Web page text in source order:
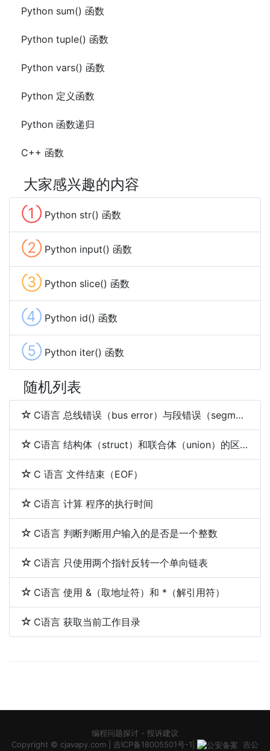
Python sum() 函数
Python tuple() 函数
Python vars() 函数
Python 定义函数
Python 函数递归
C++ 函数
大家感兴趣的内容
① Python str() 函数
② Python input() 函数
③ Python slice() 函数
④ Python id() 函数
⑤ Python iter() 函数
随机列表
C语言 总线错误（bus error）与段错误（segmentation fault）
C语言 结构体（struct）和联合体（union）的区别
C 语言 文件结束（EOF）
C语言 计算 程序的执行时间
C语言 判断判断用户输入的是否是一个整数
C语言 只使用两个指针反转一个单向链表
C语言 使用 &（取地址符）和 *（解引用符）
C语言 获取当前工作目录
编程问题探讨 - 投诉建议
Copyright © cjavapy.com 吉ICP备18005501号-1
吉公